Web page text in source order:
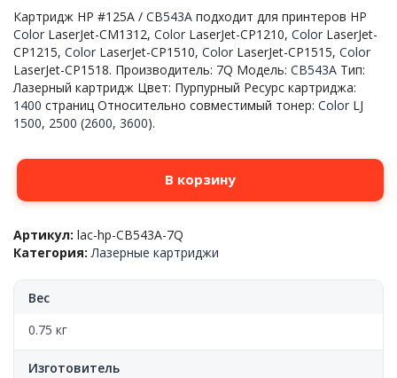
Картридж HP #125A / CB543A подходит для принтеров HP
Color LaserJet-CM1312, Color LaserJet-CP1210, Color LaserJet-
CP1215, Color LaserJet-CP1510, Color LaserJet-CP1515, Color
LaserJet-CP1518. Производитель: 7Q Модель: CB543A Тип:
Лазерный картридж Цвет: Пурпурный Ресурс картриджа:
1400 страниц Относительно совместимый тонер: Color LJ
1500, 2500 (2600, 3600).
Количество
Картридж
CLJ
CP1210/15/1510/15/18/20/25/CM1312/1410/M251/276(CB543A/
7Q
В корзину
Артикул: lac-hp-CB543A-7Q
Категория:Лазерные картриджи
Вес
0.75 кг
Изготовитель